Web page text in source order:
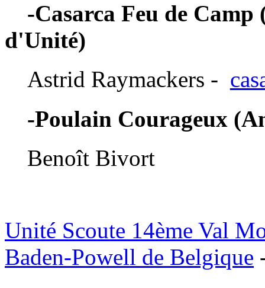
-Casarca Feu de
d'Unité)
Astrid Raymackers -
-Poulain Courageux
Benoît Bivort
Unité Scoute 14ème Val
Baden-Powell de Belgique